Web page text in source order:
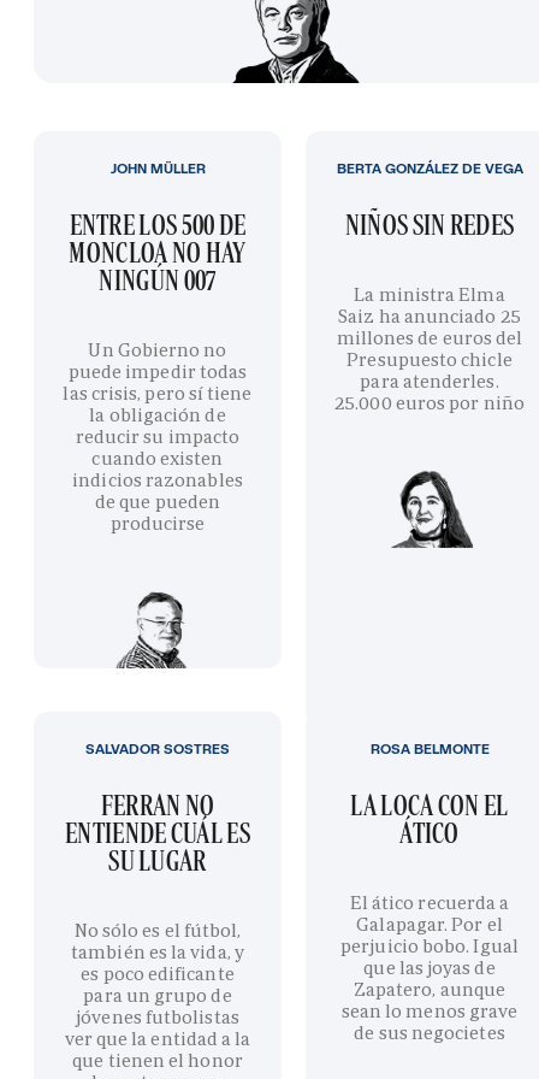
ENTRE LOS 500 DE
MONCLOA NO HAY
NINGÚN 007
Un Gobierno no
puede impedir todas
las crisis, pero sí tiene
la obligación de
reducir su impacto
cuando existen
indicios razonables
de que pueden
producirse
JOHN MÜLLER
NIÑOS SIN REDES
La ministra Elma
Saiz ha anunciado 25
millones de euros del
Presupuesto chicle
para atenderles.
25.000 euros por niño
BERTA GONZÁLEZ DE VEGA
FERRAN NO
ENTIENDE CUÁL ES
SU LUGAR
No sólo es el fútbol,
también es la vida, y
es poco edificante
para un grupo de
jóvenes futbolistas
ver que la entidad a la
que tienen el honor
SALVADOR SOSTRES
LA LOCA CON EL
ÁTICO
El ático recuerda a
Galapagar. Por el
perjuicio bobo. Igual
que las joyas de
Zapatero, aunque
sean lo menos grave
de sus negocietes
ROSA BELMONTE